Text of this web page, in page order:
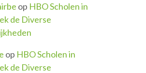
op HBO Scholen in
de Diverse
op HBO Scholen in
de Diverse